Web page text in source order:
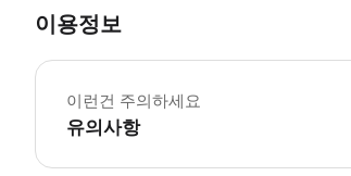
이용정보
이런건 주의하세요
유의사항